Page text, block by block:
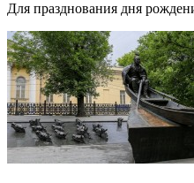
Для празднования дня